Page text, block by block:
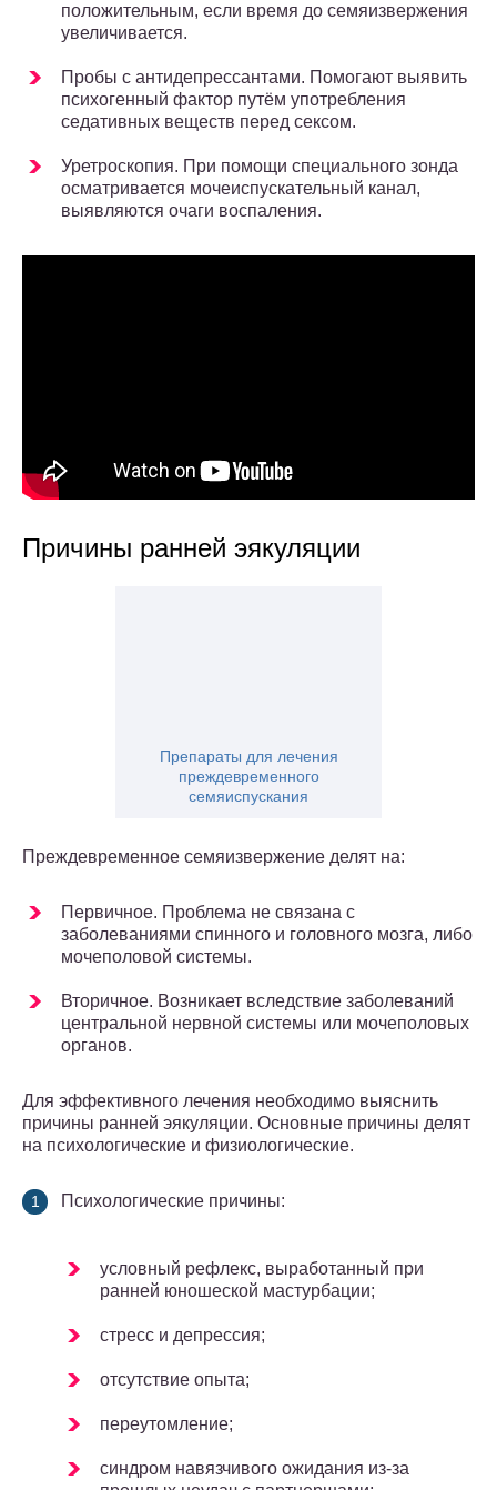
положительным, если время до семяизвержения
увеличивается.
Пробы с антидепрессантами. Помогают выявить
психогенный фактор путём употребления
седативных веществ перед сексом.
Уретроскопия. При помощи специального зонда
осматривается мочеиспускательный канал,
выявляются очаги воспаления.
Причины ранней эякуляции
Препараты для лечения
преждевременного
семяиспускания
Преждевременное семяизвержение делят на:
Первичное. Проблема не связана с
заболеваниями спинного и головного мозга, либо
мочеполовой системы.
Вторичное. Возникает вследствие заболеваний
центральной нервной системы или мочеполовых
органов.
Для эффективного лечения необходимо выяснить
причины ранней эякуляции. Основные причины делят
на психологические и физиологические.
Психологические причины:
условный рефлекс, выработанный при
ранней юношеской мастурбации;
стресс и депрессия;
отсутствие опыта;
переутомление;
синдром навязчивого ожидания из-за